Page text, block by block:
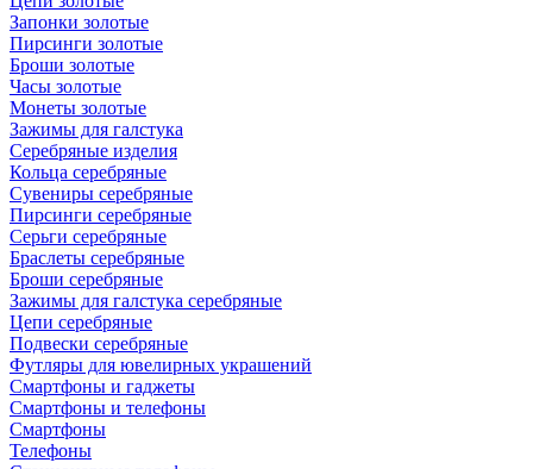
Запонки золотые
Пирсинги золотые
Броши золотые
Часы золотые
Монеты золотые
Зажимы для галстука
Серебряные изделия
Кольца серебряные
Сувениры серебряные
Пирсинги серебряные
Серьги серебряные
Браслеты серебряные
Броши серебряные
Зажимы для галстука серебряные
Цепи серебряные
Подвески серебряные
Футляры для ювелирных украшений
Смартфоны и гаджеты
Смартфоны и телефоны
Смартфоны
Телефоны